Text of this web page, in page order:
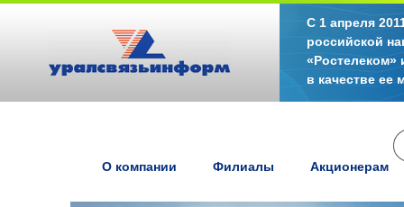
С 1 апреля
российской
«Ростелеком»
в качестве ее
О компании Филиалы Акционерам